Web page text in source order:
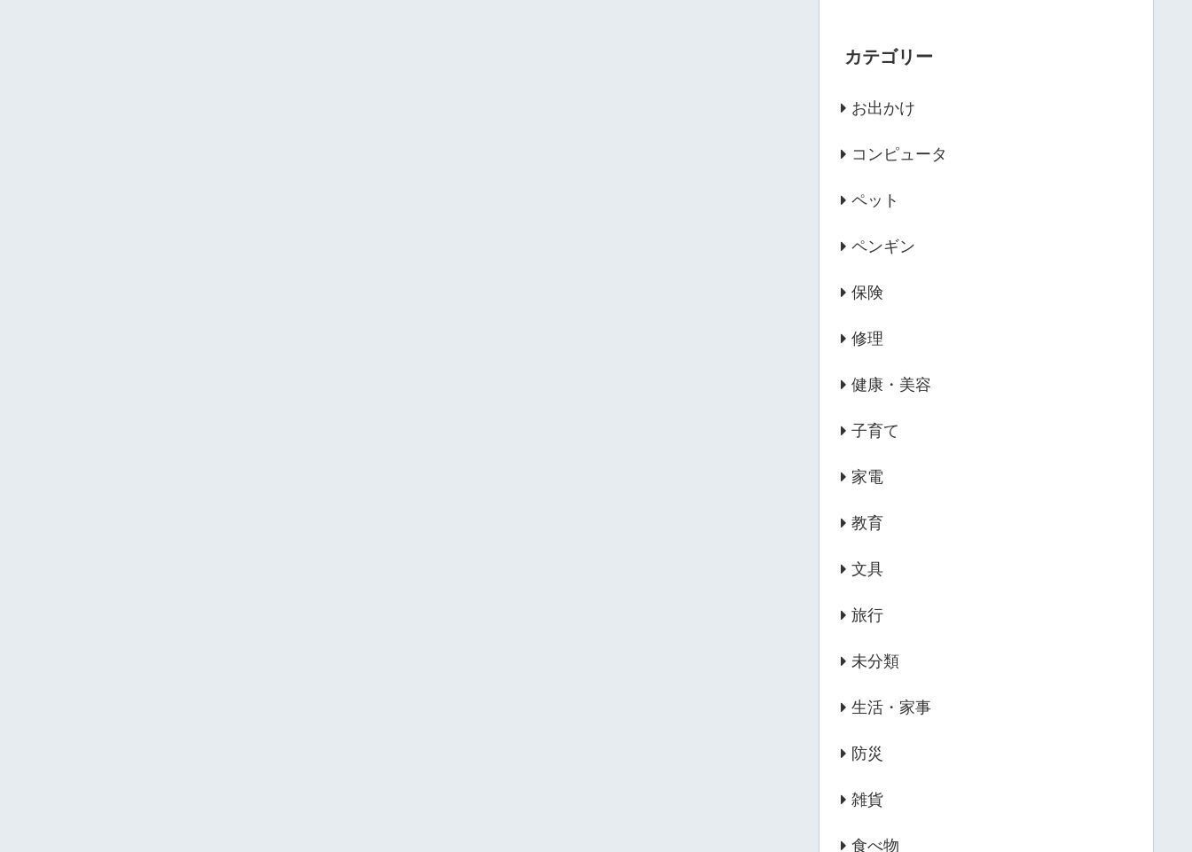
カテゴリー
お出かけ
コンピュータ
ペット
ペンギン
保険
修理
健康・美容
子育て
家電
教育
文具
旅行
未分類
生活・家事
防災
雑貨
食べ物